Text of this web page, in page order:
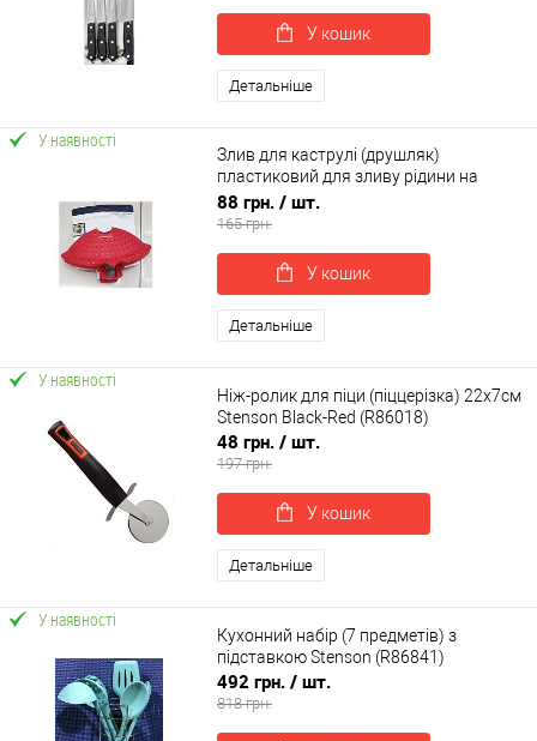
У кошик
Детальніше
У наявності
Злив для каструлі (друшляк)
пластиковий для зливу рідини на
кліпсі (затиску) 18см Stenson (C39663)
88 грн. / шт.
165 грн.
У кошик
Детальніше
У наявності
Ніж-ролик для піци (піццерізка) 22x7см
Stenson Black-Red (R86018)
48 грн. / шт.
197 грн.
У кошик
Детальніше
У наявності
Кухонний набір (7 предметів) з
підставкою Stenson (R86841)
492 грн. / шт.
818 грн.